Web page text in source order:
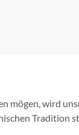
mögen, wird
Tradition